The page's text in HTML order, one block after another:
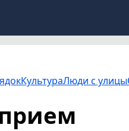
КультураЛюди с улицы